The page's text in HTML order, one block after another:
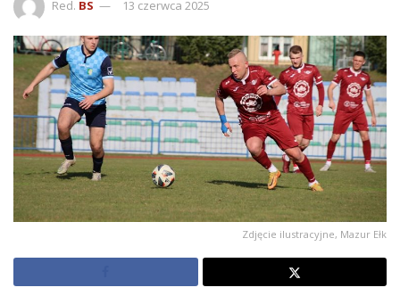
Red. BS 13 czerwca 2025
Zdjęcie ilustracyjne, Mazur Ełk